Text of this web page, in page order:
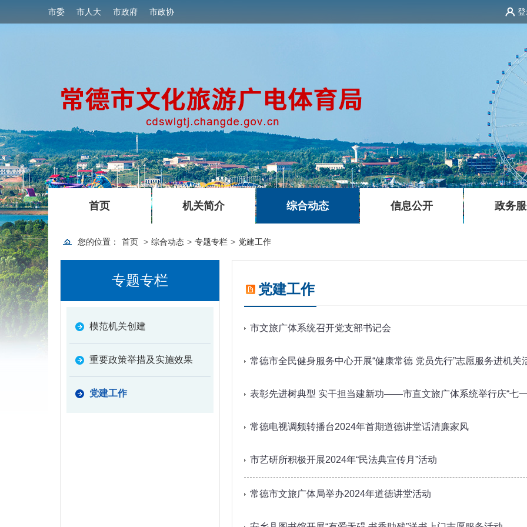
市委 市人大 市政府 市政协
首页
|
机关简介
|
综合动态 信息公开 政务
您的位置： 首页 > 综合动态 > 专题专栏 > 党建工作
专题专栏
模范机关创建
重要政策举措及实施效果
党建工作
党建工作
市文旅广体系统召开党支部书记会
常德市全民健身服务中心开展“健康常德 党员先行”志愿服务进机关
表彰先进树典型 实干担当建新功——市直文旅广体系统举行庆“七
常德电视调频转播台2024年首期道德讲堂话清廉家风
市艺研所积极开展2024年“民法典宣传月”活动
常德市文旅广体局举办2024年道德讲堂活动